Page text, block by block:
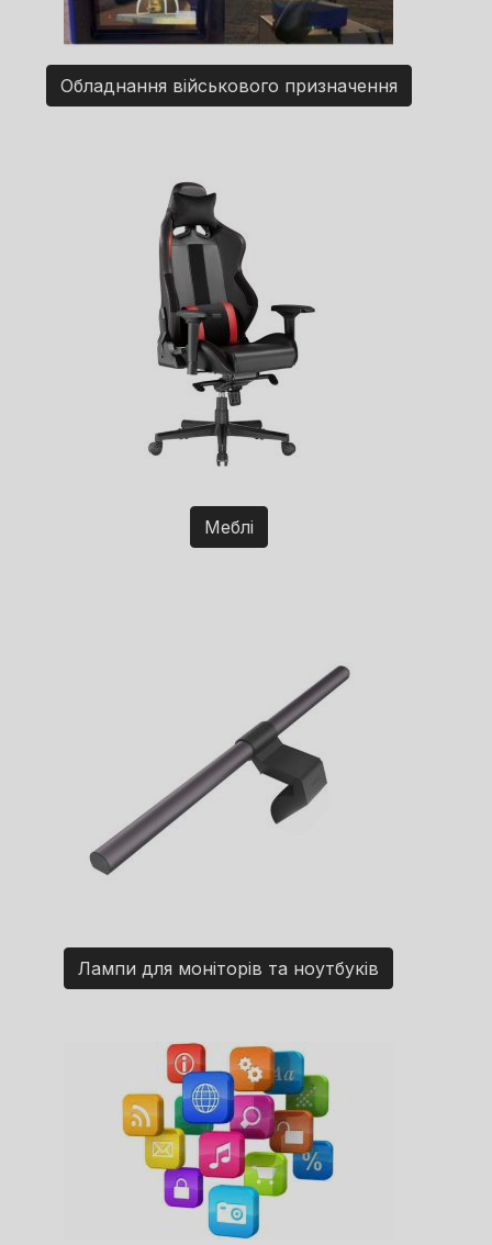
Обладнання військового призначення
Меблі
Лампи для моніторів та ноутбуків